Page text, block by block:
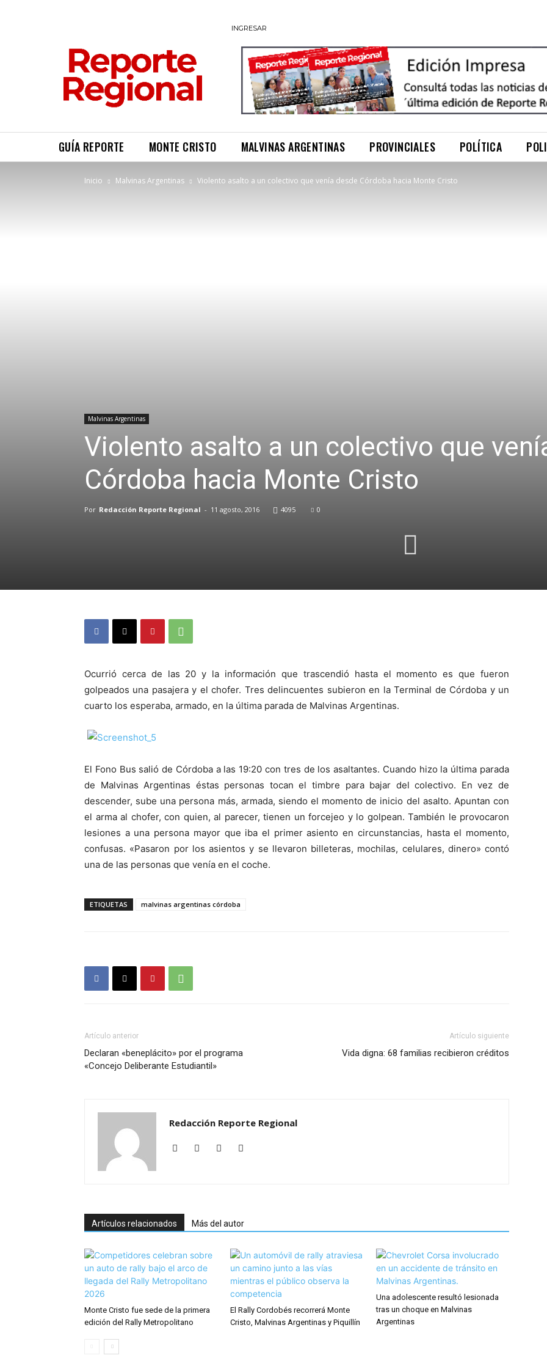
INGRESAR
GUÍA REPORTE MONTE CRISTO MALVINAS ARGENTINAS PROVINCIALES POLÍTICA
Inicio Malvinas Argentinas Violento asalto a un colectivo que venía desde Córdoba hacia Monte Cristo
Malvinas Argentinas
Violento asalto a un colectivo que
Córdoba hacia Monte Cristo
Por Redacción Reporte Regional - 11 agosto, 2016 4095 0
Ocurrió cerca de las 20 y la información que trascendió hasta el momento es que fueron
golpeados una pasajera y el chofer. Tres delincuentes subieron en la Terminal de Córdoba y un
cuarto los esperaba, armado, en la última parada de Malvinas Argentinas.
El Fono Bus salió de Córdoba a las 19:20 con tres de los asaltantes. Cuando hizo la última parada
de Malvinas Argentinas éstas personas tocan el timbre para bajar del colectivo. En vez de
descender, sube una persona más, armada, siendo el momento de inicio del asalto. Apuntan con
el arma al chofer, con quien, al parecer, tienen un forcejeo y lo golpean. También le provocaron
lesiones a una persona mayor que iba el primer asiento en circunstancias, hasta el momento,
confusas. «Pasaron por los asientos y se llevaron billeteras, mochilas, celulares, dinero» contó
una de las personas que venía en el coche.
ETIQUETAS malvinas argentinas córdoba
Artículo anterior
Declaran «beneplácito» por el programa
«Concejo Deliberante Estudiantil»
Artículo siguiente
Vida digna: 68 familias recibieron créditos
Redacción Reporte Regional
Artículos relacionados Más del autor
Monte Cristo fue sede de la primera
edición del Rally Metropolitano
El Rally Cordobés recorrerá Monte
Cristo, Malvinas Argentinas y Piquillín
Una adolescente resultó lesionada
tras un choque en Malvinas
Argentinas